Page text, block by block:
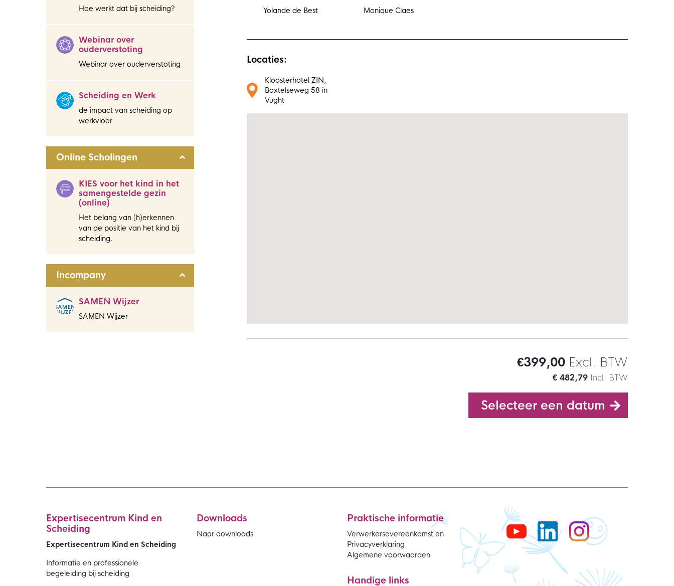
Hoe werkt dat bij scheiding?
Webinar over
ouderverstoting
Webinar over ouderverstoting
Scheiding en Werk
de impact van scheiding op
werkvloer
Online Scholingen
KIES voor het kind in het
samengestelde gezin
(online)
Het belang van (h)erkennen
van de positie van het kind bij
scheiding.
Incompany
SAMEN Wijzer
SAMEN Wijzer
Yolande de Best Monique Claes
Locaties:
Kloosterhotel ZIN,
Boxtelseweg 58 in
Vught
€399,00 Excl. BTW
€ 482,79 Incl. BTW
Selecteer een datum
Expertisecentrum Kind en
Scheiding
Expertisecentrum Kind en Scheiding
Informatie en professionele
begeleiding bij scheiding
Downloads
Naar downloads
Praktische informatie
Verwerkersovereenkomst en
Privacyverklaring
Algemene voorwaarden
Handige links